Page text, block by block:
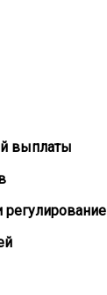
выплаты
регулирование